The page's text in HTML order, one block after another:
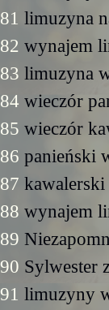
81 limuzyna
82 wynajem
83 limuzyna
84 wieczór
85 wieczór
86 panieński
87
88 wynajem
89
90 Sylwester
91 limuzyny